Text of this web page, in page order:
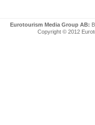
Eurotourism Media Group AB:
Copyright © 2012